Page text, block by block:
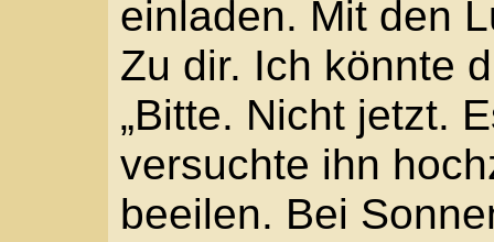
sich schon. „Lauf!
Michele ging rascher,
sehen uns doch. Die
Langsam schwangen
„Nein, sie warten